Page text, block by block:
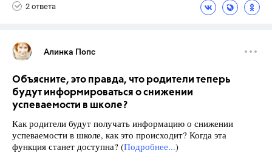
2 ответа
Алинка Попс
Объясните, это правда, что родители теперь
будут информироваться о снижении
успеваемости в школе?
Как родители будут получать информацию о снижении
успеваемости в школе, как это происходит? Когда эта
функция станет доступна? (Подробнее...)